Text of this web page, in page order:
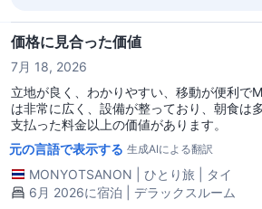
価格に見合った価値
7月 18, 2026
立地が良く、わかりやすい、移動が便利で
は非常に広く、設備が整っており、朝食は
支払った料金以上の価値があります。
元の言語で表示する 生成AIによる翻訳
MONYOTSANON ひとり旅
タイ
6月 2026に宿泊 | デラックスルーム